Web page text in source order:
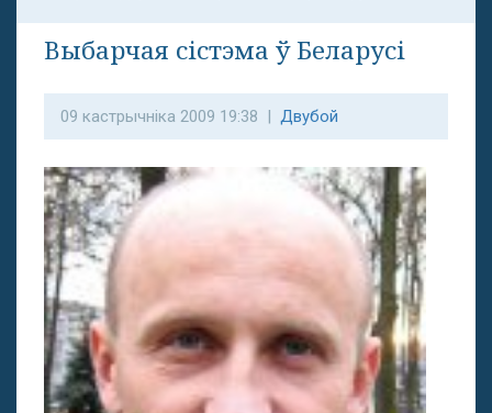
Выбарчая сістэма ў Беларусі
09 кастрычніка 2009 19:38 | Двубой